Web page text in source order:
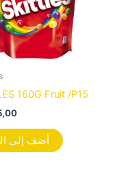
160G Fruit /P15
أضف إلى